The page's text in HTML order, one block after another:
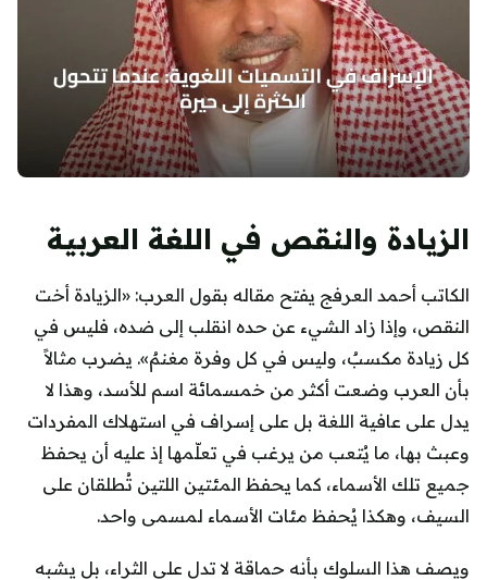
الزيادة والنقص في اللغة العربية
الكاتب أحمد العرفج يفتح مقاله بقول العرب: «الزيادة أخت
النقص، وإذا زاد الشيء عن حده انقلب إلى ضده، فليس في
كل زيادة مكسبٌ، وليس في كل وفرة مغنمٌ». يضرب مثالاً
بأن العرب وضعت أكثر من خمسمائة اسم للأسد، وهذا لا
يدل على عافية اللغة بل على إسراف في استهلاك المفردات
وعبث بها، ما يُتعب من يرغب في تعلّمها إذ عليه أن يحفظ
جميع تلك الأسماء، كما يحفظ المئتين اللتين تُطلقان على
السيف، وهكذا يُحفظ مئات الأسماء لمسمى واحد.
ويصف هذا السلوك بأنه حماقة لا تدل على الثراء، بل يشبه